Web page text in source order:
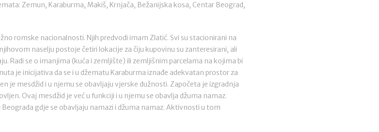
Zemun, Karaburma, Makiš, Krnjača, Bežanijska kosa, Centar Beograd,
romske nacionalnosti. Njih predvodi imam Zlatić. Svi su stacionirani na
naselju postoje četiri lokacije za čiju kupovinu su zanteresirani, ali
Radi se o imanjima (kuća i zemljište) ili zemljišnim parcelama na kojima bi
je inicijativa da se i u džematu Karaburma iznađe adekvatan prostor za
je mesdžid i u njemu se obavljaju vjerske dužnosti. Započeta je izgradnja
Ovaj mesdžid je već u funkciji i u njemu se obavlja džuma namaz.
gdje se obavljaju namazi i džuma namaz. Aktivnosti u tom